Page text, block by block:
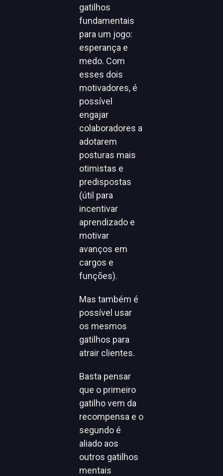
gatilhos
fundamentais
para um jogo:
esperança e
medo. Com
esses dois
motivadores, é
possível
engajar
colaboradores a
adotarem
posturas mais
otimistas e
predispostas
(útil para
incentivar
aprendizado e
motivar
avanços em
cargos e
funções).
Mas também é
possível usar
os mesmos
gatilhos para
atrair clientes.
Basta pensar
que o primeiro
gatilho vem da
recompensa e o
segundo é
aliado aos
outros gatilhos
mentais